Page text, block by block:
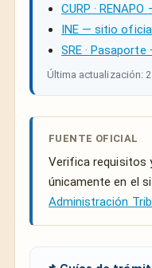
CURP ·
INE — sitio
SRE ·
Última actualización:
FUENTE OFICIAL
Verifica requisitos
únicamente en el
Administración